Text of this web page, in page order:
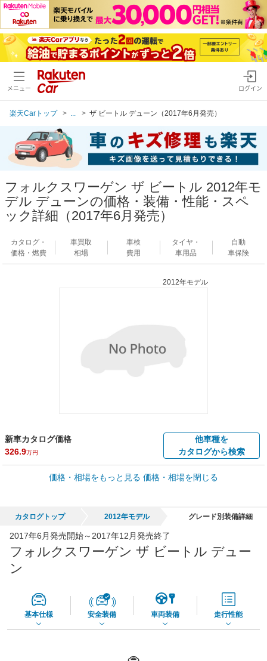
メニュー ログイン
楽天Carトップ ザ ビートル デューン（2017年6月発売）
フォルクスワーゲン ザ ビートル 2012年モ
デル デューンの価格・装備・性能・スペ
ック詳細（2017年6月発売）
カタログ・
価格・燃費
車買取
相場
車検
費用
タイヤ・
車用品
自動
車保険
2012年モデル
新車カタログ価格
326.9万円
他車種を
カタログから検索
車買取価格 *
車買取相場
65,050円
価格・相場をもっと見る 価格・相場を閉じる
カタログトップ 2012年モデル グレード別装備詳細
2017年6月発売開始～2017年12月発売終了
フォルクスワーゲン ザ ビートル デュー
ン
基本仕様 安全装備 車両装備 走行性能